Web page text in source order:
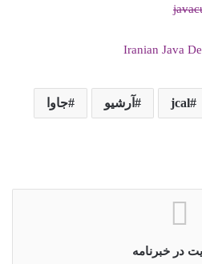
Iranian Java
jcal آرشیو جاوا
در خبرنامه